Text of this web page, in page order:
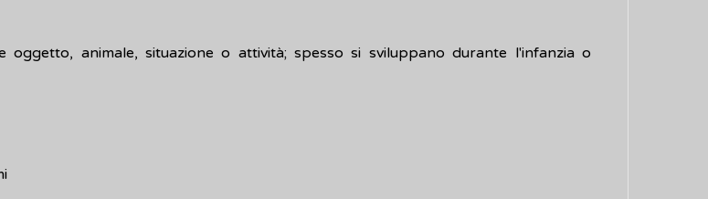
animale, situazione o attività; spesso si sviluppano durante l'infanzia o